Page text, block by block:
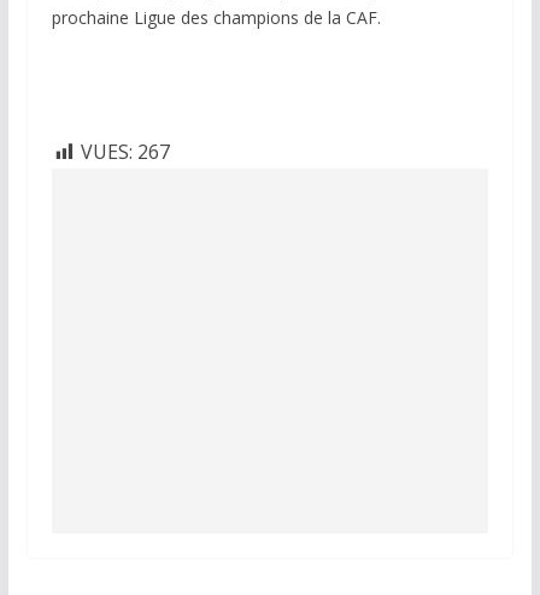
prochaine Ligue des champions de la CAF.
VUES: 267